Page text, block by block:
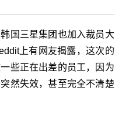
国三星集团也加入裁员大
上有网友揭露，这次的
些正在出差的员工，因为
然失效，甚至完全不清楚